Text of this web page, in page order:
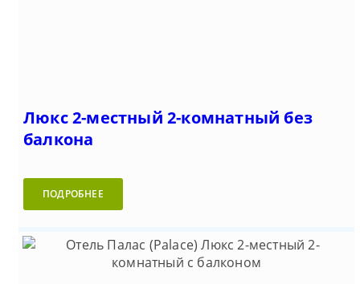
Люкс 2-местный 2-комнатный без
балкона
ПОДРОБНЕЕ